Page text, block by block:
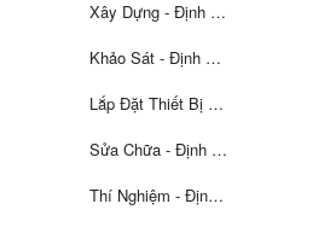
Xây Dựng - Định Mức 12
Khảo Sát - Định Mức 12
Lắp Đặt Thiết Bị - Định Mức 12
Sửa Chữa - Định Mức 12
Thí Nghiệm - Định Mức 12